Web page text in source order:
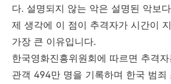
다. 설명되지 않는 악은 설명된 악보
제 생각에 이 점이 추격자가 시간이
가장 큰 이유입니다.
한국영화진흥위원회에 따르면 추격
관객 494만 명을 기록하며 한국 범죄